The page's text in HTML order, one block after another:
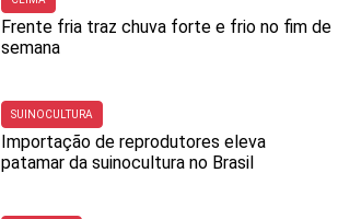
Frente fria traz chuva forte e frio no fim de
semana
SUINOCULTURA
Importação de reprodutores eleva
patamar da suinocultura no Brasil